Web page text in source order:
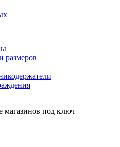
размеров
магазинов под ключ